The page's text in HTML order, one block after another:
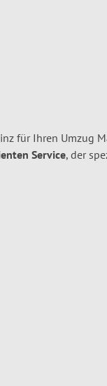
für Ihren Umzug
Service, der